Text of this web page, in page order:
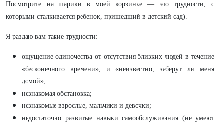
Посмотрите на шарики в моей корзинке — это трудности, с
которыми сталкивается ребенок, пришедший в детский сад).
Я раздаю вам такие трудности:
ощущение одиночества от отсутствия близких людей в течение
«бесконечного времени», и «неизвестно, заберут ли меня
домой»;
незнакомая обстановка;
незнакомые взрослые, мальчики и девочки;
недостаточно развитые навыки самообслуживания (не умеют